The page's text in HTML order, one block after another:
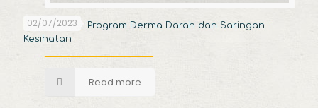
02/07/2023
02 Jul. 2023 : Program Derma Darah dan Saringan
Kesihatan
Read more